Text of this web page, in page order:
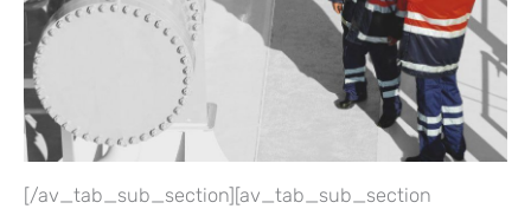
[/av_tab_sub_section][av_tab_sub_section